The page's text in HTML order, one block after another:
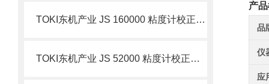
TOKI东机产业 JS 160000 粘度计校正溶液 简介
TOKI东机产业 JS 52000 粘度计校正溶液 简介
产
品
仪
应